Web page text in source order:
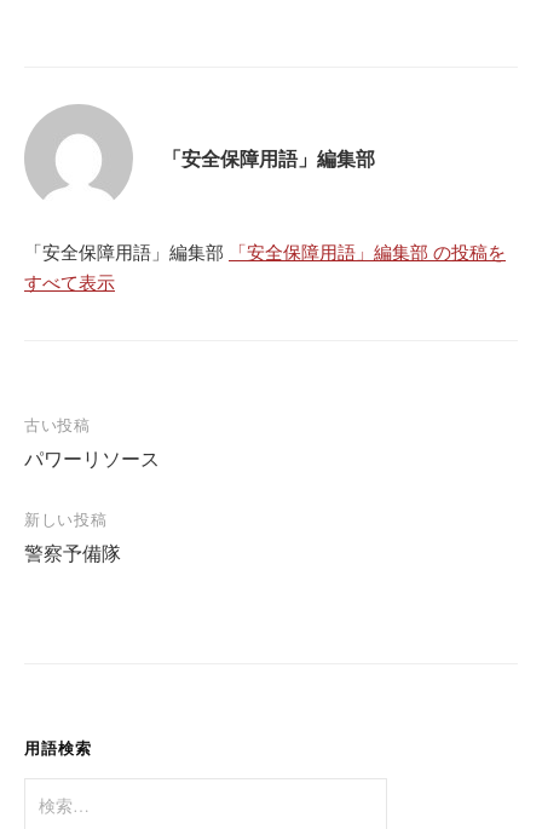
「安全保障用語」編集部
「安全保障用語」編集部
「安全保障用語」編集部 の投稿を
すべて表示
投
稿
ナ
ビ
ゲ
古い投稿
パワーリソース
新しい投稿
警察予備隊
用語検索
索: